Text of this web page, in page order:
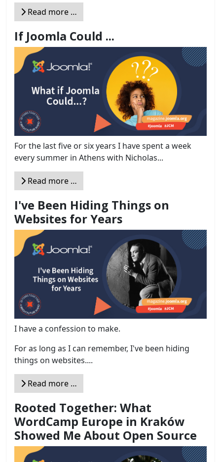
Read more …
If Joomla Could ...
For the last five or six years I have spent a week
every summer in Athens with Nicholas...
Read more …
I've Been Hiding Things on
Websites for Years
I have a confession to make.
For as long as I can remember, I've been hiding
things on websites....
Read more …
Rooted Together: What
WordCamp Europe in Kraków
Showed Me About Open Source